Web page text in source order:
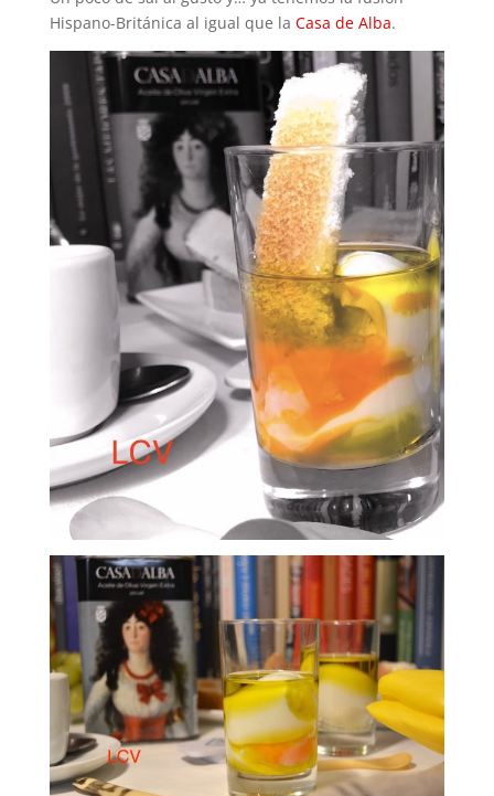
Hispano-Británica al igual que la Casa de Alba.